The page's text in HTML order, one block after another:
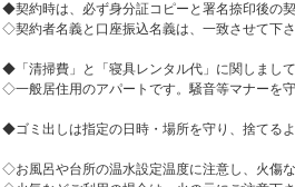
◆契約時は、必ず身分証コピーと署名捺印後の
◇契約者名義と口座振込名義は、一致させて下
◆「清掃費」と「寝具レンタル代」に関しまし
◇一般居住用のアパートです。騒音等マナーを
◆ゴミ出しは指定の日時・場所を守り、捨てる
◇お風呂や台所の温水設定温度に注意し、火傷